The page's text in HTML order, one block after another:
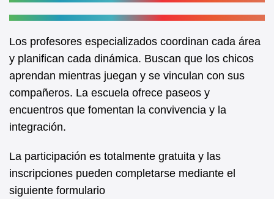
Los profesores especializados coordinan cada área
y planifican cada dinámica. Buscan que los chicos
aprendan mientras juegan y se vinculan con sus
compañeros. La escuela ofrece paseos y
encuentros que fomentan la convivencia y la
integración.
La participación es totalmente gratuita y las
inscripciones pueden completarse mediante el
siguiente formulario